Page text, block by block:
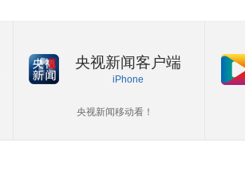
央视新闻客户端
iPhone
央视新闻移动看！